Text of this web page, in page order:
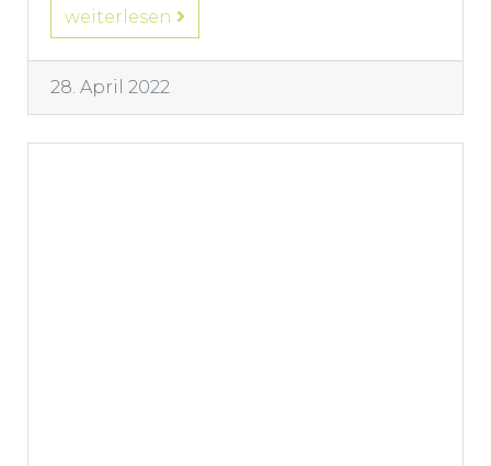
weiterlesen
28. April 2022